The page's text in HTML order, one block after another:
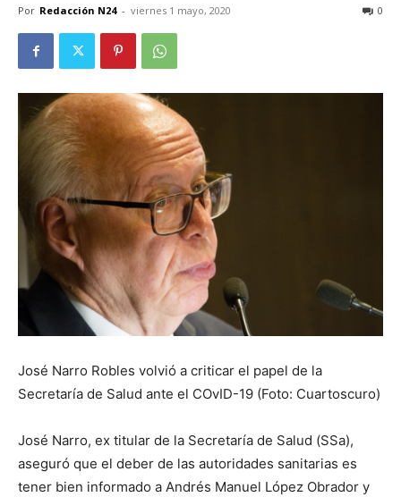
Por Redacción N24 - viernes 1 mayo, 2020 0
José Narro Robles volvió a criticar el papel de la
Secretaría de Salud ante el COvID-19 (Foto: Cuartoscuro)
José Narro, ex titular de la Secretaría de Salud (SSa),
aseguró que el deber de las autoridades sanitarias es
tener bien informado a Andrés Manuel López Obrador y